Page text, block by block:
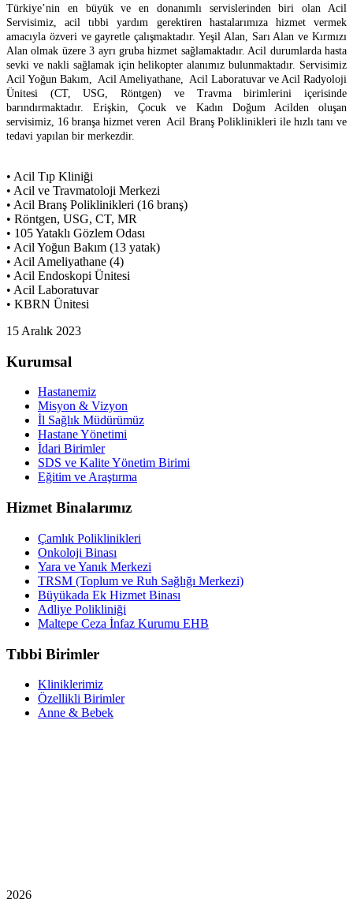
Türkiye’nin en büyük ve en donanımlı servislerinden biri olan Acil
Servisimiz, acil tıbbi yardım gerektiren hastalarımıza hizmet vermek
amacıyla özveri ve gayretle çalışmaktadır. Yeşil Alan, Sarı Alan ve Kırmızı
Alan olmak üzere 3 ayrı gruba hizmet sağlamaktadır. Acil durumlarda hasta
sevki ve nakli sağlamak için helikopter alanımız bulunmaktadır. Servisimiz
Acil Yoğun Bakım, Acil Ameliyathane, Acil Laboratuvar ve Acil Radyoloji
Ünitesi (CT, USG, Röntgen) ve Travma birimlerini içerisinde
barındırmaktadır. Erişkin, Çocuk ve Kadın Doğum Acilden oluşan
servisimiz, 16 branşa hizmet veren Acil Branş Poliklinikleri ile hızlı tanı ve
tedavi yapılan bir merkezdir.
• Acil Tıp Kliniği
• Acil ve Travmatoloji Merkezi
• Acil Branş Poliklinikleri (16 branş)
• Röntgen, USG, CT, MR
• 105 Yataklı Gözlem Odası
• Acil Yoğun Bakım (13 yatak)
• Acil Ameliyathane (4)
• Acil Endoskopi Ünitesi
• Acil Laboratuvar
• KBRN Ünitesi
15 Aralık 2023
Kurumsal
Hastanemiz
Misyon & Vizyon
İl Sağlık Müdürümüz
Hastane Yönetimi
İdari Birimler
SDS ve Kalite Yönetim Birimi
Eğitim ve Araştırma
Hizmet Binalarımız
Çamlık Poliklinikleri
Onkoloji Binası
Yara ve Yanık Merkezi
TRSM (Toplum ve Ruh Sağlığı Merkezi)
Büyükada Ek Hizmet Binası
Adliye Polikliniği
Maltepe Ceza İnfaz Kurumu EHB
Tıbbi Birimler
Kliniklerimiz
Özellikli Birimler
Anne & Bebek
2026